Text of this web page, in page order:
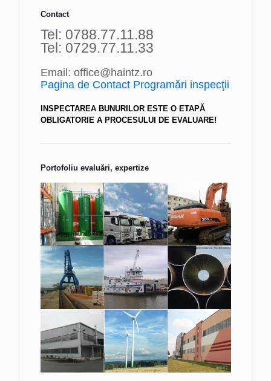
Contact
Tel: 0788.77.11.88
Tel: 0729.77.11.33
Email: office@haintz.ro
Pagina de Contact Programări inspecţii
INSPECTAREA BUNURILOR ESTE O ETAPĂ
OBLIGATORIE A PROCESULUI DE EVALUARE!
Portofoliu evaluări, expertize